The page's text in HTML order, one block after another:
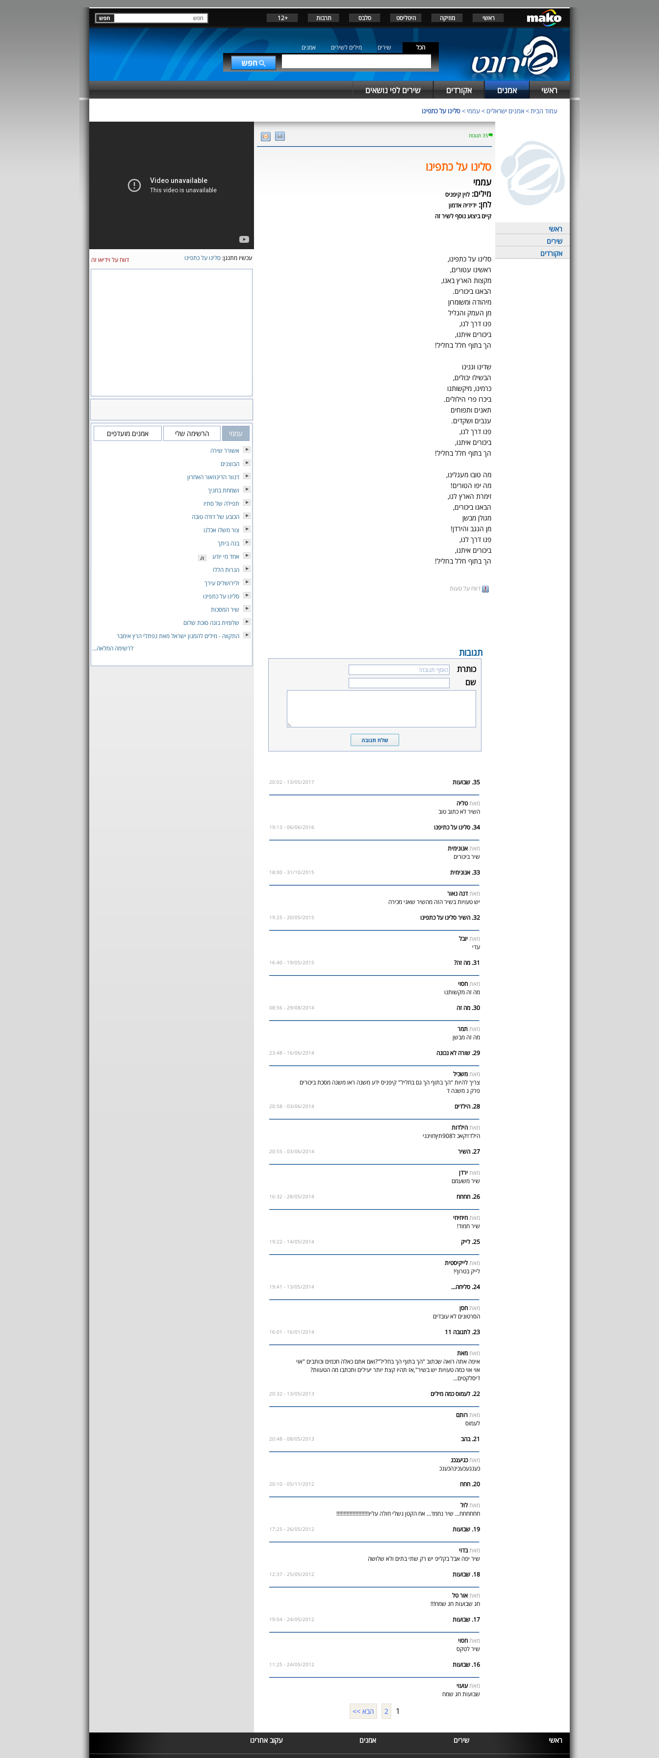
ראשי מוזיקה היטליסט סלבס תרבות +12
הכל שירים מילים לשירים אמנים
ראשי אמנים אקורדים שירים לפי נושאים
עמוד הבית>אמנים ישראלים >עממי >סלינו על כתפינו
ראשי
שירים
אקורדים
35 תגובות
סלינו על כתפינו
עממי
מילים: לוין קיפניס
לחן: ידידיה אדמון
קיים ביצוע נוסף לשיר זה
סלינו על כתפינו,
ראשינו עטורים,
מקצות הארץ באנו,
הבאנו ביכורים.
מיהודה ומשומרון
מן העמק והגליל
פנו דרך לנו,
ביכורים איתנו,
הך בתוף חלל בחליל!
שדינו וגנינו
הבשילו יבולים,
כרמינו, מיקשותנו
ביכרו פרי הילולים.
תאנים ותפוחים
ענבים ושקדים.
פנו דרך לנו,
ביכורים איתנו,
הך בתוף חלל בחליל!
מה טובו מעגלינו,
מה יפו הטורים!
זימרת הארץ לנו,
הבאנו ביכורים,
מגולן מבשן
מן הנגב והירדן!
פנו דרך לנו,
ביכורים איתנו,
הך בתוף חלל בחליל!
דווח על טעות
תגובות
כותרת
שם
35. שבועות 13/05/2017 - 20:02
מאתטליה
השיר לא כתוב טוב
34. סלינו על כתיפנו
06/06/2016 - 19:13
מאתאנונימית
שיר ביכורים
33. אנונימית
31/10/2015 - 18:00
מאתדנה נאור
יש טעויות בשיר הזה מהשיר שאני מכירה
32. השיר סלינו על כתפינו
20/05/2015 - 19:25
מאתיובל
עדי
31. מה זה?
19/05/2015 - 16:40
מאתחסוי
מה זה מקשותנו
30. מה זה
29/08/2014 - 08:56
מאתתמר
מה זה מבשן
29. שורה לא נכונה
16/06/2014 - 23:48
מאתמשכיל
צריך להיות "הך בתוף הך גם בחליל" קיפניס ידע משנה ראו משנה מסכת ביכורים
פרק ג משנה ד
28. הילדים
03/06/2014 - 20:58
מאתהילדות
הילדװקאכ ל908תץחוינני
27. השיר
03/06/2014 - 20:55
מאתירדן
שיר משעמם
26. חחחח
28/05/2014 - 16:32
מאתחיחיחי
שיר חמוד!
25. לייק
14/05/2014 - 19:22
מאתלייקיסטית
לייק בטרוף!
24. סליחה...
13/05/2014 - 19:41
מאתחסן
הסרטונים לא עובדים
23. לתגובה 11
16/01/2014 - 16:01
מאתמאת
איפה אתה רואה שכתוב "הך בתוף הך בחליל"?ואם אתם כאלה חכמים וכותבים "אוי
אוי אוי כמה טעויות יש בשיר",אז תהיו קצת יותר יעילים ותכתבו מה הטעוות?
דיסלקטים...
22. לעמוס כמה מילים
13/05/2013 - 20:32
מאתרותם
לעמוס
21. בהב
08/05/2013 - 20:48
מאתכגיעגכנ
כענגעכעכינהכענכ
20. חחח
05/11/2012 - 20:10
מאתלול
חחחחחח... שיר נחמד... אח הקטן נשלי חולה עליו!!!!!!!!!!!!!!!!!!!!!!
19. שבועות
26/05/2012 - 17:25
מאתבדוי
שיר יפה אבל בקליפ יש רק שתי בתים ולא שלושה
18. שבועות
25/05/2012 - 12:37
מאתאור טל
חג שבועות חג שמח!!!
17. שבועות
24/05/2012 - 19:04
מאתחסוי
שיר לטקס
16. שבועות
24/05/2012 - 11:25
מאתעועוי
שבועות חג שמח
1
2 הבא >>
עכשיו מתנגן: סלינו על כתפינו דווח על וידיאו זה
עממי הרשימה שלי אמנים מועדפים
אשורר שירה
הבוצנים
דנוור הדינוזאור האחרון
ושמחת בחגיך
תפילה של סתיו
הכובע של דודה טובה
צור משלו אכלנו
בנה ביתך
אחד מי יודע
הנרות הללו
ולירושלים עירך
סלינו על כתפינו
שיר המסכות
שלומית בונה סוכת שלום
התקווה - מילים להמנון ישראל מאת נפתלי הרץ אימבר
לרשימה המלאה...
ראשי שירים אמנים עקוב אחרינו